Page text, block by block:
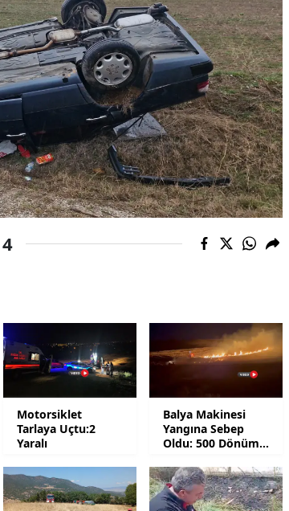
Batman
Şırnak
Bartın
Ardahan
Iğdır
Yalova
Karabük
Kilis
4
Motorsiklet
Tarlaya Uçtu:2
Yaralı
Balya Makinesi
Yangına Sebep
Oldu: 500 Dönüm